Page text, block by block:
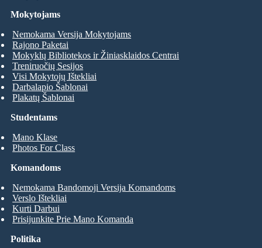
Studentams
Mano Klase
Photos For Class
Mokytojams
Nemokama Versija Mokytojams
Rajono Paketai
Mokyklų Bibliotekos ir Žiniasklaidos Centrai
Treniruočių Sesijos
Visi Mokytojų Ištekliai
Darbalapio Šablonai
Plakatų Šablonai
Komandoms
Nemokama Bandomoji Versija Komandoms
Verslo Ištekliai
Kurti Darbui
Prisijunkite Prie Mano Komanda
Politika